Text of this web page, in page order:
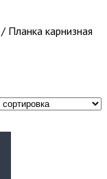
/ Планка карнизная